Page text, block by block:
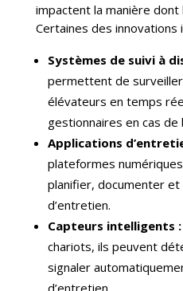
impactent la manière dont
Certaines des innovations
Systèmes de suivi à
permettent de
élévateurs en temps
gestionnaires en cas de
Applications
plateformes
planifier, documenter et
d’entretien.
Capteurs intelligents :
chariots, ils peuvent
signaler
d’entretien.